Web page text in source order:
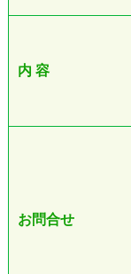
内 容
お問合せ